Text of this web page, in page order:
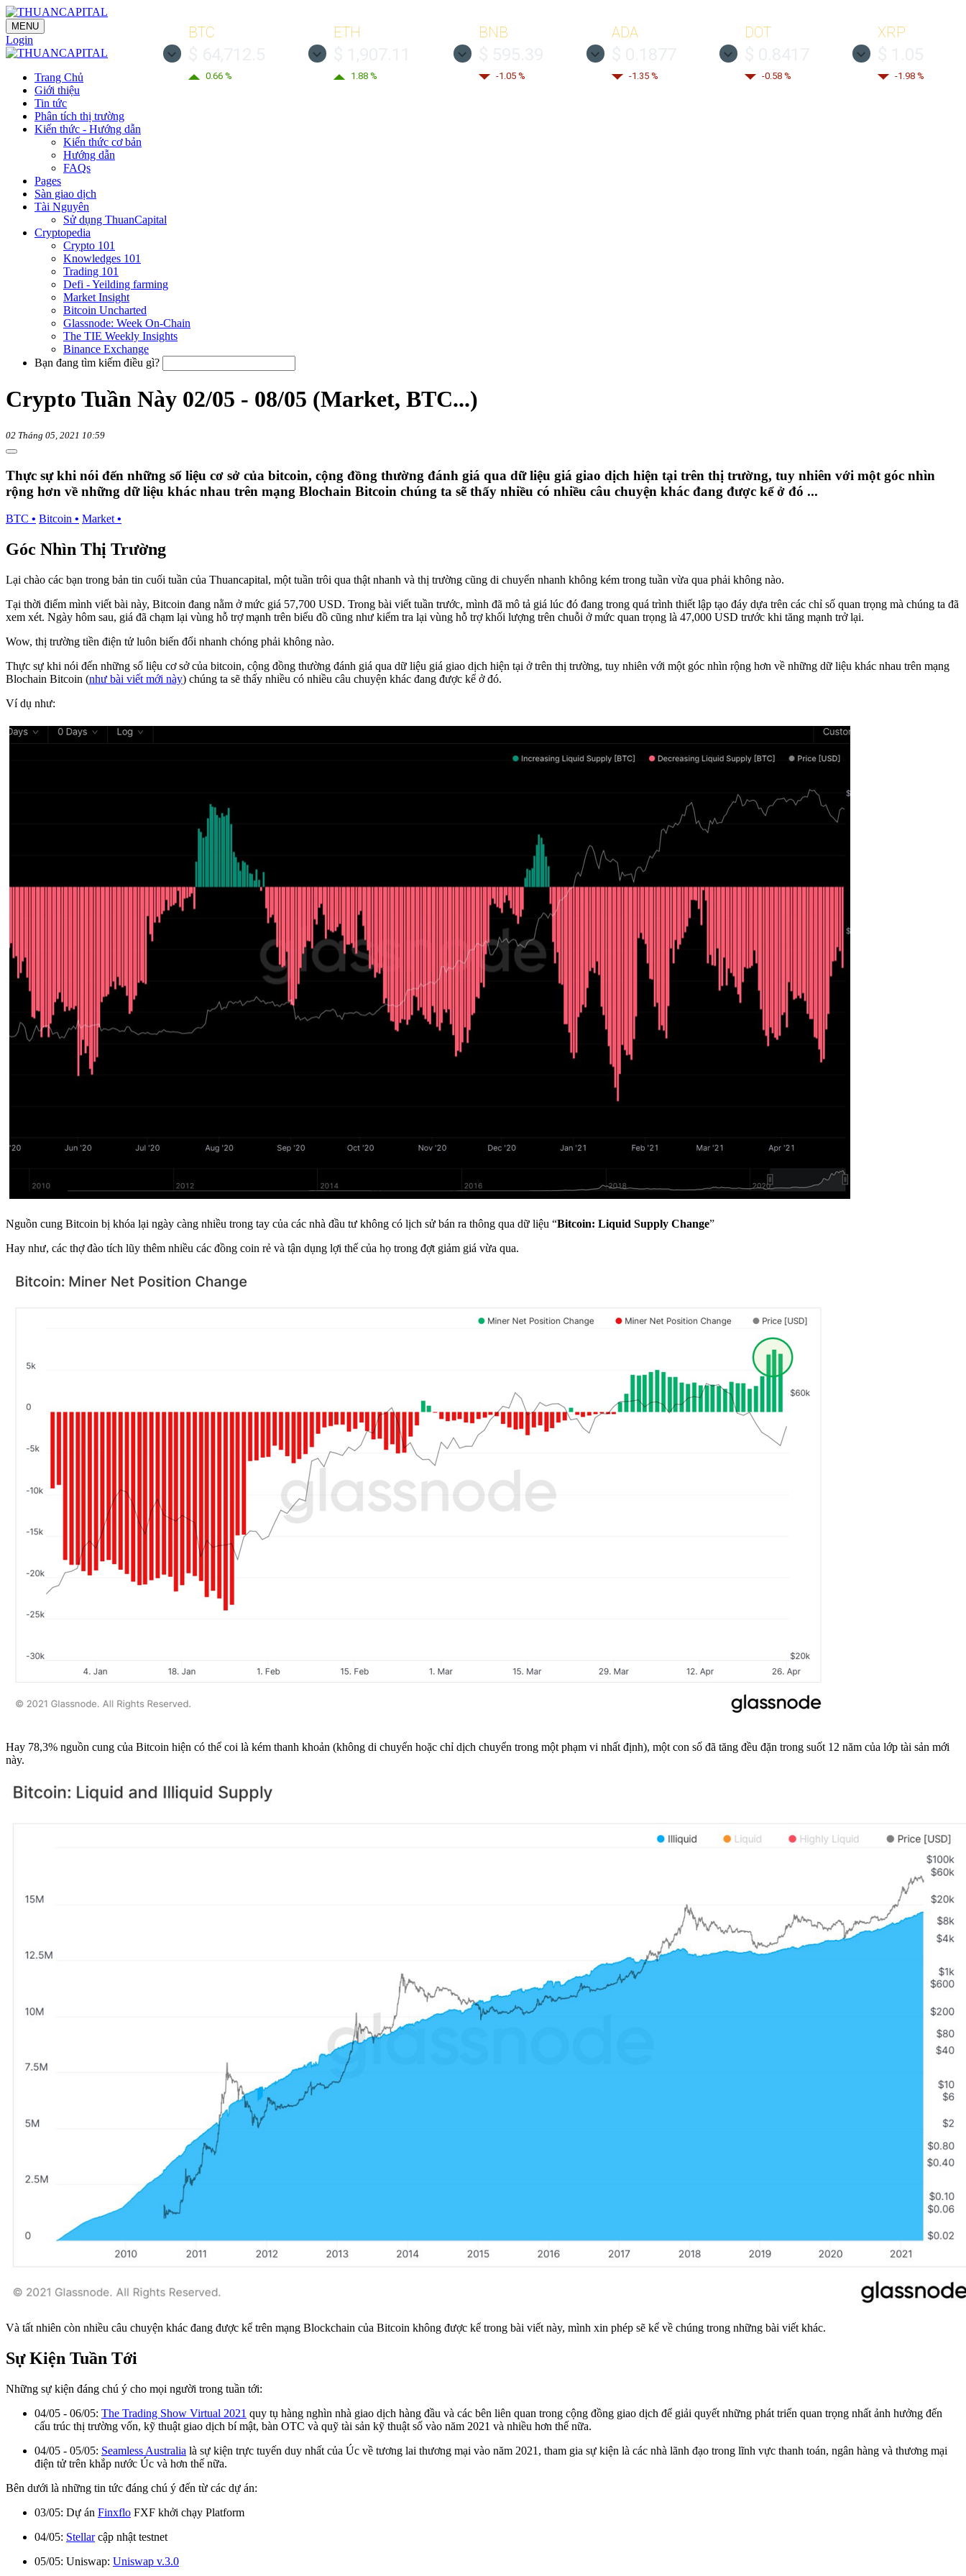
BTC
0.66 %
ETH
1.88 %
BNB
-1.05 %
ADA
-1.35 %
DOT
-0.58 %
XRP
-1.98 %
MENU
Login
Trang Chủ
Giới thiệu
Tin tức
Phân tích thị trường
Kiến thức - Hướng dẫn
Kiến thức cơ bản
Hướng dẫn
FAQs
Pages
Sàn giao dịch
Tài Nguyên
Sử dụng ThuanCapital
Cryptopedia
Crypto 101
Knowledges 101
Trading 101
Defi - Yeilding farming
Market Insight
Bitcoin Uncharted
Glassnode: Week On-Chain
The TIE Weekly Insights
Binance Exchange
Bạn đang tìm kiếm điều gì?
Crypto Tuần Này 02/05 - 08/05 (Market, BTC...)
02 Tháng 05, 2021 10:59
Thực sự khi nói đến những số liệu cơ sở của bitcoin, cộng đồng thường đánh giá qua dữ liệu giá giao dịch hiện tại trên thị trường, tuy nhiên với một góc nhìn
rộng hơn về những dữ liệu khác nhau trên mạng Blochain Bitcoin chúng ta sẽ thấy nhiều có nhiều câu chuyện khác đang được kể ở đó ...
BTC • Bitcoin • Market •
Góc Nhìn Thị Trường
Lại chào các bạn trong bản tin cuối tuần của Thuancapital, một tuần trôi qua thật nhanh và thị trường cũng di chuyển nhanh không kém trong tuần vừa qua phải không nào.
Tại thời điểm mình viết bài này, Bitcoin đang nằm ở mức giá 57,700 USD. Trong bài viết tuần trước, mình đã mô tả giá lúc đó đang trong quá trình thiết lập tạo đáy dựa trên các chỉ số quan trọng mà chúng ta đã
xem xét. Ngày hôm sau, giá đã chạm lại vùng hỗ trợ mạnh trên biểu đồ cũng như kiểm tra lại vùng hỗ trợ khối lượng trên chuỗi ở mức quan trọng là 47,000 USD trước khi tăng mạnh trở lại.
Wow, thị trường tiền điện tử luôn biến đổi nhanh chóng phải không nào.
Thực sự khi nói đến những số liệu cơ sở của bitcoin, cộng đồng thường đánh giá qua dữ liệu giá giao dịch hiện tại ở trên thị trường, tuy nhiên với một góc nhìn rộng hơn về những dữ liệu khác nhau trên mạng
Blochain Bitcoin (như bài viết mới này) chúng ta sẽ thấy nhiều có nhiều câu chuyện khác đang được kể ở đó.
Ví dụ như:
Nguồn cung Bitcoin bị khóa lại ngày càng nhiều trong tay của các nhà đầu tư không có lịch sử bán ra thông qua dữ liệu “Bitcoin: Liquid Supply Change”
Hay như, các thợ đào tích lũy thêm nhiều các đồng coin rẻ và tận dụng lợi thế của họ trong đợt giảm giá vừa qua.
Hay 78,3% nguồn cung của Bitcoin hiện có thể coi là kém thanh khoản (không di chuyển hoặc chỉ dịch chuyển trong một phạm vi nhất định), một con số đã tăng đều đặn trong suốt 12 năm của lớp tài sản mới
này.
Và tất nhiên còn nhiều câu chuyện khác đang được kể trên mạng Blockchain của Bitcoin không được kể trong bài viết này, mình xin phép sẽ kể về chúng trong những bài viết khác.
Sự Kiện Tuần Tới
Những sự kiện đáng chú ý cho mọi người trong tuần tới:
04/05 - 06/05: The Trading Show Virtual 2021 quy tụ hàng nghìn nhà giao dịch hàng đầu và các bên liên quan trong cộng đồng giao dịch để giải quyết những phát triển quan trọng nhất ảnh hưởng đến
cấu trúc thị trường vốn, kỹ thuật giao dịch bí mật, bàn OTC và quỹ tài sản kỹ thuật số vào năm 2021 và nhiều hơn thế nữa.
04/05 - 05/05: Seamless Australia là sự kiện trực tuyến duy nhất của Úc về tương lai thương mại vào năm 2021, tham gia sự kiện là các nhà lãnh đạo trong lĩnh vực thanh toán, ngân hàng và thương mại
điện tử trên khắp nước Úc và hơn thế nữa.
Bên dưới là những tin tức đáng chú ý đến từ các dự án:
03/05: Dự án Finxflo FXF khởi chạy Platform
04/05: Stellarcập nhật testnet
05/05: Uniswap: Uniswap v.3.0